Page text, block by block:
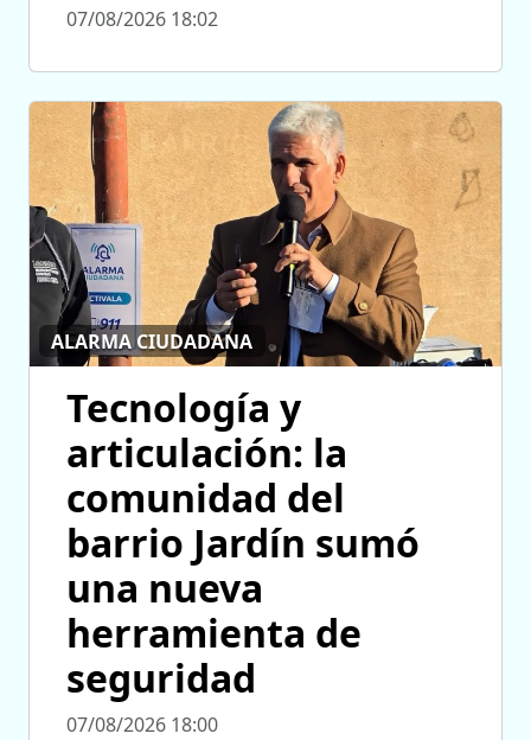
07/08/2026 18:02
ALARMA CIUDADANA
Tecnología y
articulación: la
comunidad del
barrio Jardín sumó
una nueva
herramienta de
seguridad
07/08/2026 18:00